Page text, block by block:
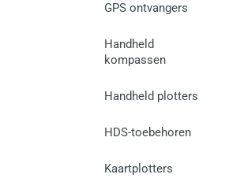
GPS ontvangers
Handheld
kompassen
Handheld plotters
HDS-toebehoren
Kaartplotters